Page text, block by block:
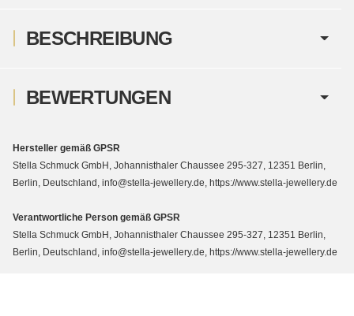
BESCHREIBUNG
BEWERTUNGEN
Hersteller gemäß GPSR
Stella Schmuck GmbH, Johannisthaler Chaussee 295-327, 12351 Berlin,
Berlin, Deutschland, info@stella-jewellery.de, https://www.stella-jewellery.de
Verantwortliche Person gemäß GPSR
Stella Schmuck GmbH, Johannisthaler Chaussee 295-327, 12351 Berlin,
Berlin, Deutschland, info@stella-jewellery.de, https://www.stella-jewellery.de